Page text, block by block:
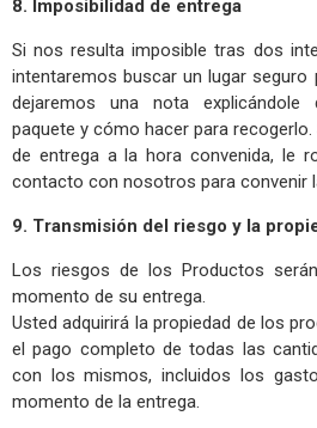
8. Imposibilidad de entrega
Si nos resulta imposible tras dos
intentaremos buscar un lugar seguro
dejaremos una nota
paquete y cómo hacer para
de entrega a la hora convenida, le
contacto con nosotros para convenir
9. Transmisión del riesgo y la
Los riesgos de los Productos
momento de su entrega.
Usted adquirirá la propiedad de los
el pago completo de todas las
con los mismos, incluidos los
momento de la entrega.